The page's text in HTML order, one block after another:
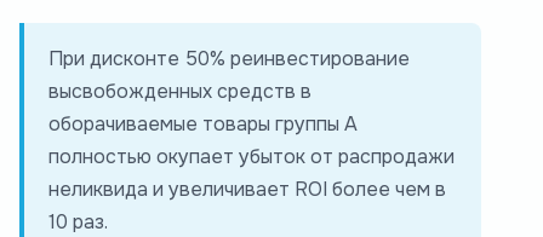
При дисконте 50% реинвестирование
высвобожденных средств в
оборачиваемые товары группы А
полностью окупает убыток от распродажи
неликвида и увеличивает ROI более чем в
10 раз.